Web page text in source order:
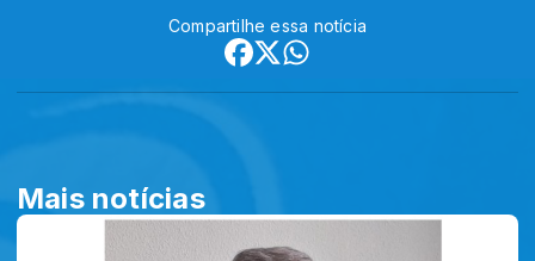
Compartilhe essa notícia
Mais notícias